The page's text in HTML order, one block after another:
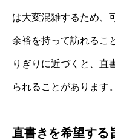
は大変混雑するため、
余裕を持って訪れるこ
りぎりに近づくと、直
られることがあります。
直書きを希望する